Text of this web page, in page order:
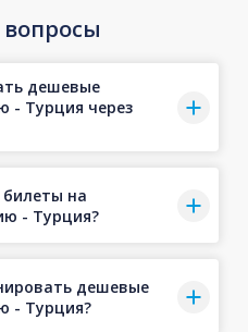
дешевые
- Турция через
на
- Турция?
дешевые
- Турция?